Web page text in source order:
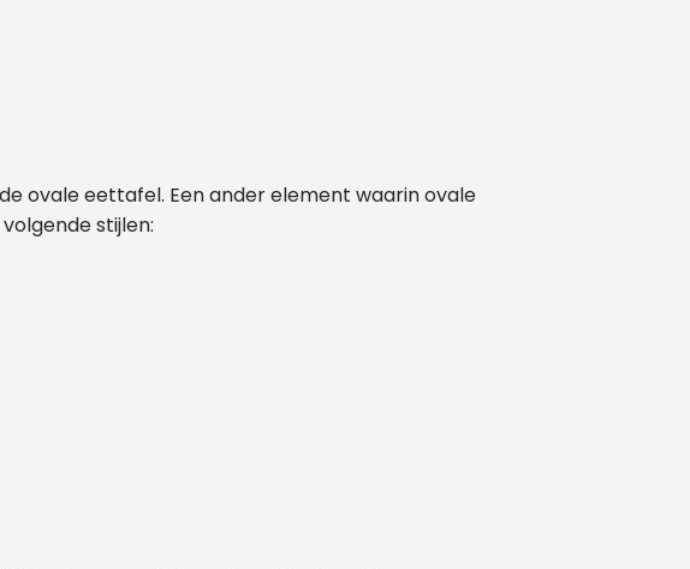
Wil je meer informatie
Wil je de stalen
ovale eettafel. Een ander element waarin ovale
stijlen: